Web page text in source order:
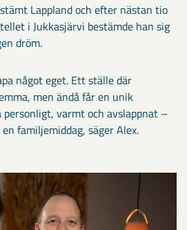
Lappland och efter nästan tio
i Jukkasjärvi bestämde han sig
dröm.
något eget. Ett ställe där
men ändå får en unik
personligt, varmt och avslappnat –
familjemiddag, säger Alex.